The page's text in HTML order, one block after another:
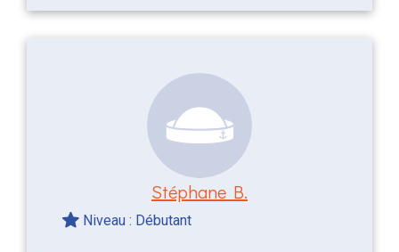
Stéphane B.
Niveau : Débutant